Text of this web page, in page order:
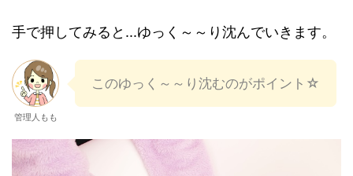
手で押してみると...ゆっく～～り沈んでいきます。
管理人もも
このゆっく～～り沈むのがポイント☆